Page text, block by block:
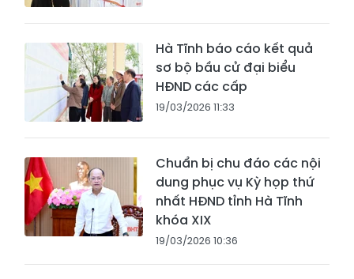
Hà Tĩnh báo cáo kết quả
sơ bộ bầu cử đại biểu
HĐND các cấp
19/03/2026 11:33
Chuẩn bị chu đáo các nội
dung phục vụ Kỳ họp thứ
nhất HĐND tỉnh Hà Tĩnh
khóa XIX
19/03/2026 10:36